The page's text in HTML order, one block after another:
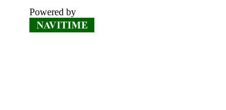
Powered by